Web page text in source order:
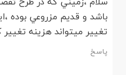
باشد و قديم مزروعي بوده
تغيير ميتواند هزينه
پاسخ